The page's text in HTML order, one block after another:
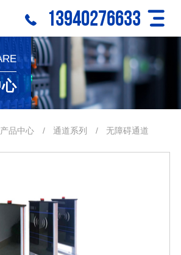
13940276633
产品中心 / 通道系列 / 无障碍通道